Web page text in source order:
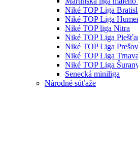
Niké TOP Liga
Niké TOP Liga
Niké TOP liga Nitra
Niké TOP Liga
Niké TOP Liga Prešov
Niké TOP Liga Trnava
Niké TOP Liga
Senecká miniliga
Národné súťaže